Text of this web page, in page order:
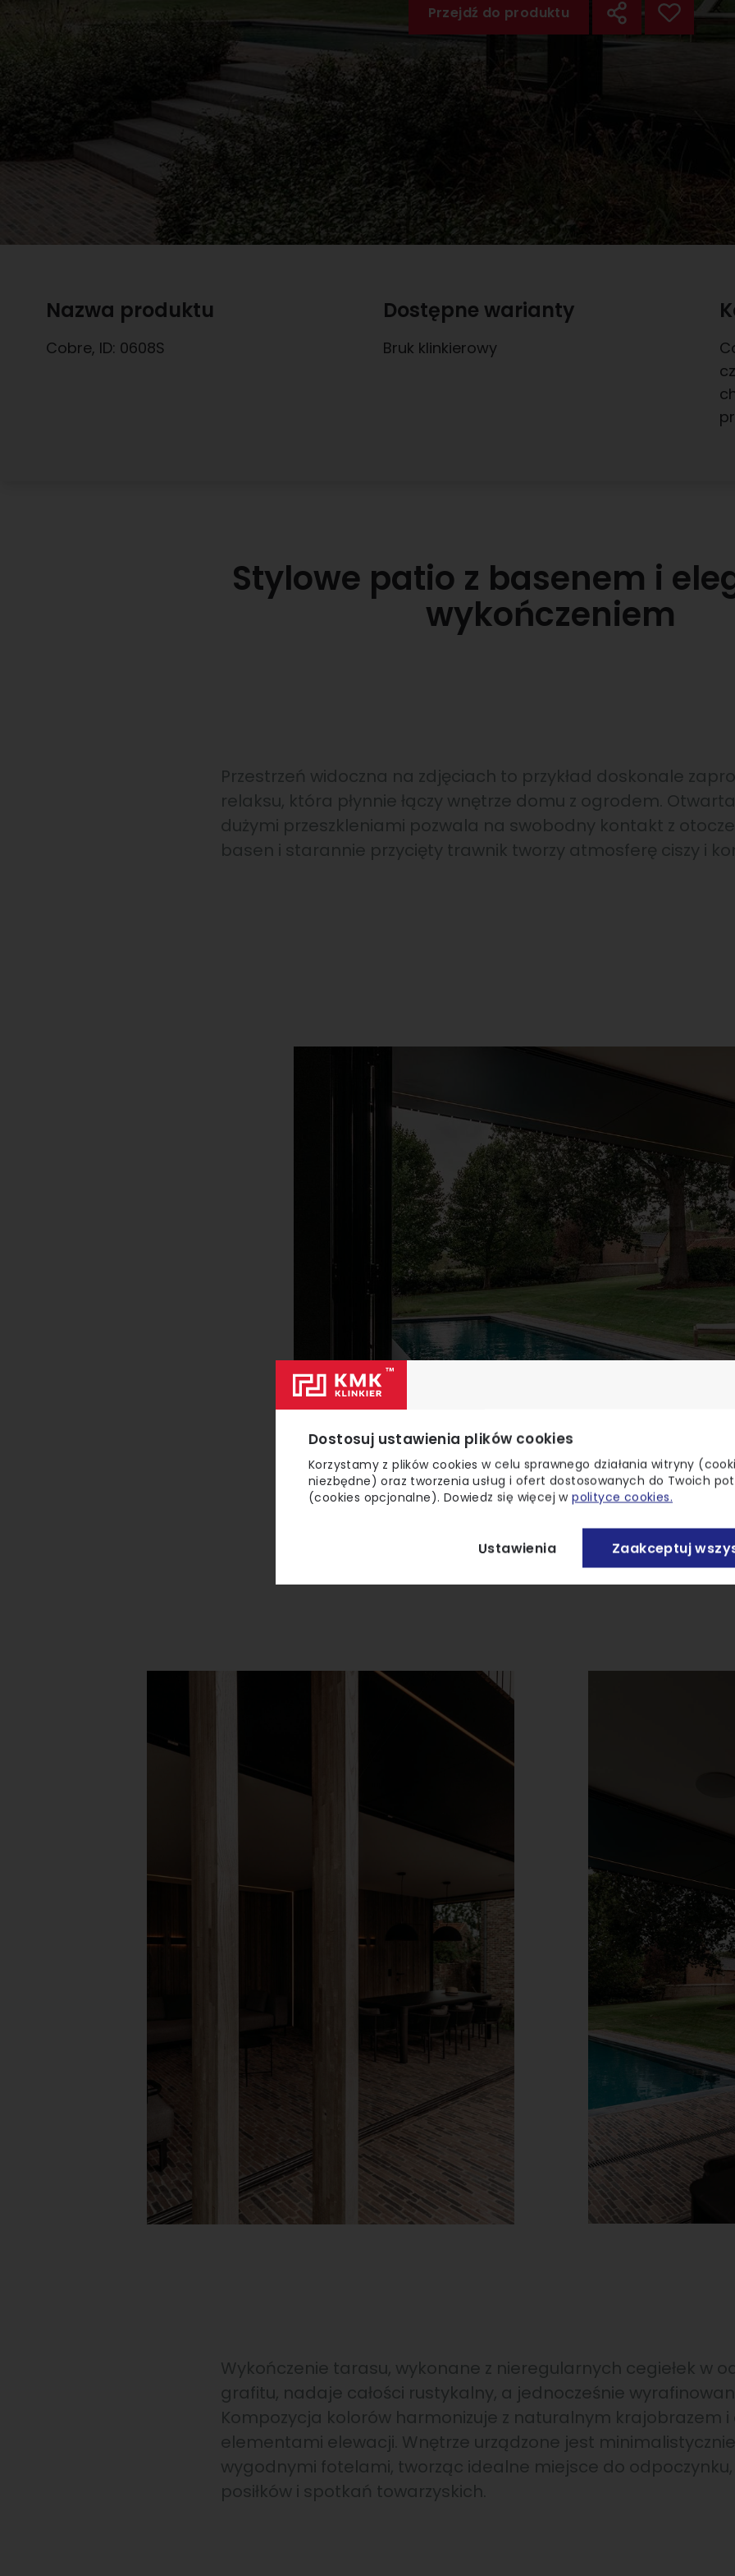
Przejdź do produktu
Nazwa produktu
Cobre, ID: 0608S
Dostępne warianty
Bruk klinkierowy
Stylowe patio z basenem i
wykończeniem
Przestrzeń widoczna na zdjęciach to przykład doskonale
relaksu, która płynnie łączy wnętrze domu z ogrodem.
dużymi przeszkleniami pozwala na swobodny kontakt z
basen i starannie przycięty trawnik tworzy atmosferę ciszy i
Wykończenie tarasu, wykonane z nieregularnych cegiełek w
grafitu, nadaje całości rustykalny, a jednocześnie
Kompozycja kolorów harmonizuje z naturalnym krajobrazem
elementami elewacji. Wnętrze urządzone jest
wygodnymi fotelami, tworząc idealne miejsce do
posiłków i spotkań towarzyskich.
Dostosuj ustawienia plików cookies
Korzystamy z plików cookies w celu sprawnego działania witryny
niezbędne) oraz tworzenia usług i ofert dostosowanych do Twoich
(cookies opcjonalne). Dowiedz się więcej wpolityce cookies.
Ustawienia Zaakceptuj